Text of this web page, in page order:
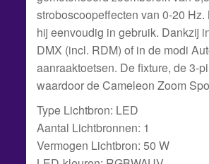
stroboscoopeffecten van 0-20
hij eenvoudig in gebruik. Dankzij
DMX (incl. RDM) of in de modi
aanraaktoetsen. De fixture, de 3-
waardoor de Cameleon Zoom
Type Lichtbron: LED
Aantal Lichtbronnen: 1
Vermogen Lichtbron: 50 W